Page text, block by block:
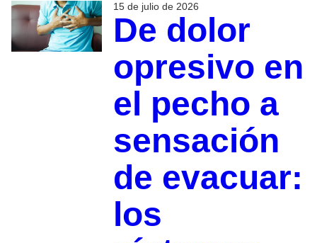
15 de julio de 2026
De dolor
opresivo en
el pecho a
sensación
de evacuar:
los